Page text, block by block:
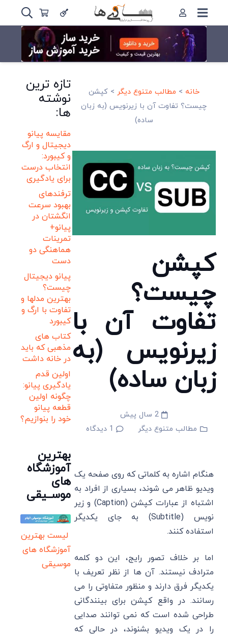
خانه > مطالب متنوع دیگر >کپشن
چیست؟ تفاوت آن با زیرنویس (به زبان
ساده)
کپشن
چیست؟
تفاوت آن با
زیرنویس (به
زبان ساده)
2 سال پیش
مطالب متنوع دیگر
1 دیدگاه
هنگام اشاره به کلماتی که روی صفحه یک
ویدیو ظاهر می شوند، بسیاری از افراد به
اشتباه از عبارات کپشن (Caption) و زیر
نویس (Subtitle) به جای یکدیگر
استفاده کنند.
اما بر خلاف تصور رایج، این دو کلمه
مترادف نیستند. آن ها از نظر تعریف با
یکدیگر فرق دارند و منظور متفاوتی را می
رسانند. در واقع کپشن برای بینندگانی
طراحی شده‌ است که نمی ‌توانند صدایی
را در یک ویدیو بشنوند، در حالی که
تازه ترین
نوشته
ها:
مقایسه پیانو
دیجیتال و ارگ
و کیبورد:
انتخاب درست
برای یادگیری
ترفندهای
بهبود سرعت
انگشتان در
پیانو+
تمرینات
هماهنگی دو
دست
پیانو دیجیتال
چیست؟
بهترین مدلها و
تفاوت با ارگ و
کیبورد
کتاب های
مذهبی که باید
در خانه داشت
اولین قدم
یادگیری پیانو:
چگونه اولین
قطعه پیانو
خود را بنوازیم؟
بهترین
آموزشگاه
های
موســیقی
لیست بهترین
آموزشگاه های
موسیقی